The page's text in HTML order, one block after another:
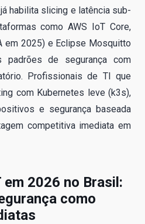
habilita slicing e latência sub-
como AWS IoT Core,
em 2025) e Eclipse Mosquitto
padrões de segurança com
Profissionais de TI que
com Kubernetes leve (k3s),
e segurança baseada
competitiva imediata em
em 2026 no Brasil:
como